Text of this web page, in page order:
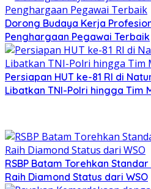
Dorong Budaya Kerja
Penghargaan Pegawai Terbaik
Persiapan HUT ke-81 RI di
Libatkan TNI-Polri hingga Tim
RSBP Batam Torehkan
Raih Diamond Status dari WSO